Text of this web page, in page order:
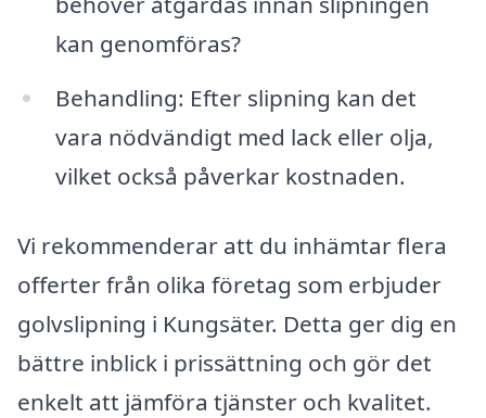
kan genomföras?
Behandling: Efter slipning kan det
vara nödvändigt med lack eller olja,
vilket också påverkar kostnaden.
Vi rekommenderar att du inhämtar flera
offerter från olika företag som erbjuder
golvslipning i Kungsäter. Detta ger dig en
bättre inblick i prissättning och gör det
enkelt att jämföra tjänster och kvalitet.